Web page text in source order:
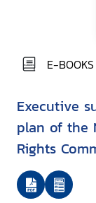
E-BOOKS
Executive
plan of the
Rights
(NHRCT),
(2023-2027)